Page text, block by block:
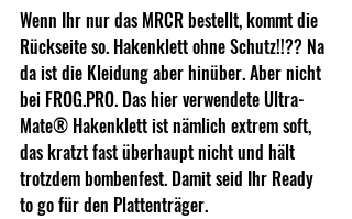
Wenn Ihr nur das MRCR bestellt, kommt die
Rückseite so. Hakenklett ohne Schutz!!?? Na
da ist die Kleidung aber hinüber. Aber nicht
bei FROG.PRO. Das hier verwendete Ultra-
Mate® Hakenklett ist nämlich extrem soft,
das kratzt fast überhaupt nicht und hält
trotzdem bombenfest. Damit seid Ihr Ready
to go für den Plattenträger.